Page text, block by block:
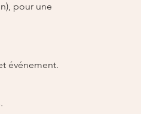
pour une
événement.